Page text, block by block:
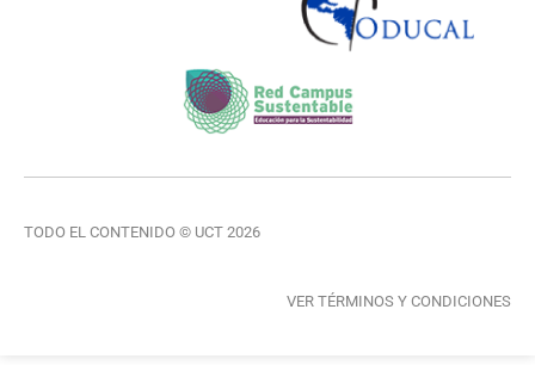
TODO EL CONTENIDO © UCT 2026
VER TÉRMINOS Y CONDICIONES